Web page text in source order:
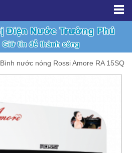
Bình nước nóng Rossi Amore RA 15SQ